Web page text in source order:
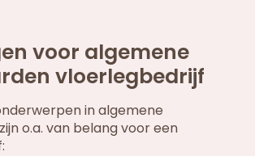
voor algemene
vloerlegbedrijf
in algemene
o.a. van belang voor een